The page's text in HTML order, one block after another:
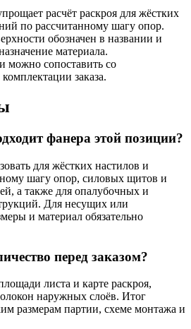
расчёт раскроя для жёстких
по рассчитанному шагу опор.
обозначен в названии и
материала.
можно сопоставить со
заказа.
фанера этой позиции?
для жёстких настилов и
шагу опор, силовых щитов и
а также для опалубочных и
Для несущих или
и материал обязательно
перед заказом?
листа и карте раскроя,
наружных слоёв. Итог
размерам партии, схеме монтажа и